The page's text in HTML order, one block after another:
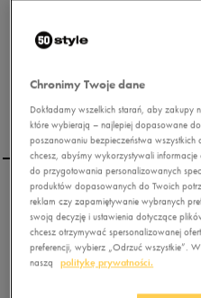
NIKE TORBA CORE
ITEMS II
0.0(0
Chronimy Twoje dane
Dokładamy wszelkich starań, aby zakupy
które wybierają – najlepiej dopasowane
poszanowaniu bezpieczeństwa
chcesz, abyśmy wykorzystywali
do przygotowania personalizowanych
produktów dopasowanych do Twoich
reklam czy zapamiętywanie wybranych
swoją decyzję i ustawienia dotyczące
chcesz otrzymywać spersonalizowanej
preferencji, wybierz „Odrzuć wszystkie”.
naszą
politykę prywatności.